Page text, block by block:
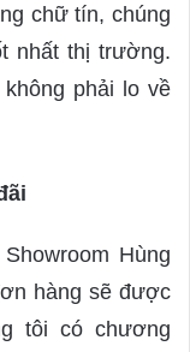
chữ tín, chúng
nhất thị trường.
phải lo về
Hùng
hàng sẽ được
tôi có chương